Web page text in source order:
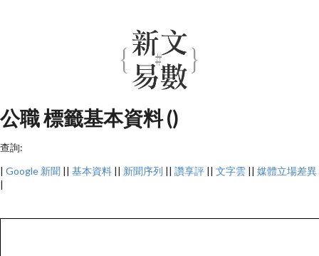
公職 標籤基本資料 ()
查詢:
| Google 新聞 || 基本資料 || 新聞序列 || 讚享評 || 文字雲 || 媒體立場差異
|